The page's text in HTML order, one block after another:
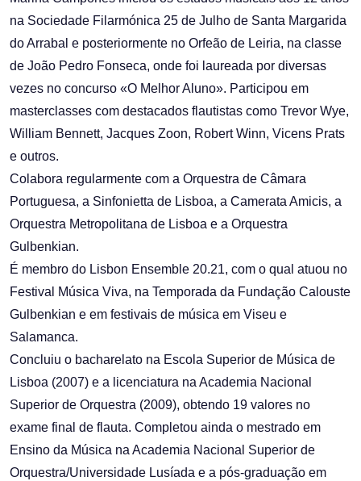
na Sociedade Filarmónica 25 de Julho de Santa Margarida
do Arrabal e posteriormente no Orfeão de Leiria, na classe
de João Pedro Fonseca, onde foi laureada por diversas
vezes no concurso «O Melhor Aluno». Participou em
masterclasses com destacados flautistas como Trevor Wye,
William Bennett, Jacques Zoon, Robert Winn, Vicens Prats
e outros.
Colabora regularmente com a Orquestra de Câmara
Portuguesa, a Sinfonietta de Lisboa, a Camerata Amicis, a
Orquestra Metropolitana de Lisboa e a Orquestra
Gulbenkian.
É membro do Lisbon Ensemble 20.21, com o qual atuou no
Festival Música Viva, na Temporada da Fundação Calouste
Gulbenkian e em festivais de música em Viseu e
Salamanca.
Concluiu o bacharelato na Escola Superior de Música de
Lisboa (2007) e a licenciatura na Academia Nacional
Superior de Orquestra (2009), obtendo 19 valores no
exame final de flauta. Completou ainda o mestrado em
Ensino da Música na Academia Nacional Superior de
Orquestra/Universidade Lusíada e a pós-graduação em